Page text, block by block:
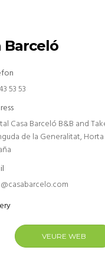
Barceló
53 53
Casa Barceló B&B and
de la Generalitat, Horta
VEURE WEB